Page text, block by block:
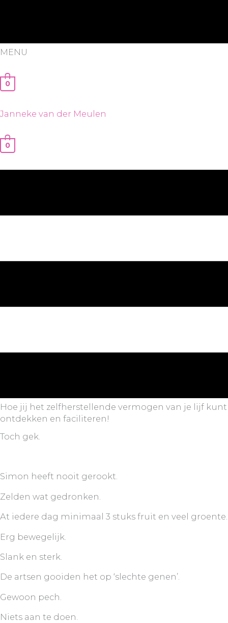
MENU
0
Janneke van der Meulen
0
Hoe jij het zelfherstellende vermogen van je lijf kunt
ontdekken en faciliteren!
Toch gek.
Simon heeft nooit gerookt.
Zelden wat gedronken.
At iedere dag minimaal 3 stuks fruit en veel groente.
Erg bewegelijk.
Slank en sterk.
De artsen gooiden het op ‘slechte genen’.
Gewoon pech.
Niets aan te doen.